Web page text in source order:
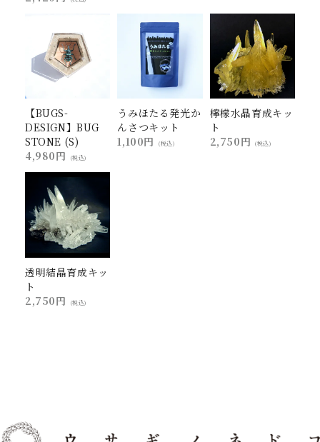
【BUGS-
DESIGN】BUG
STONE (S)
4,980円
(税込)
うみほたる発光か
んさつキット
1,100円
(税込)
檸檬水晶育成キッ
ト
2,750円
(税込)
透明結晶育成キッ
ト
2,750円
(税込)